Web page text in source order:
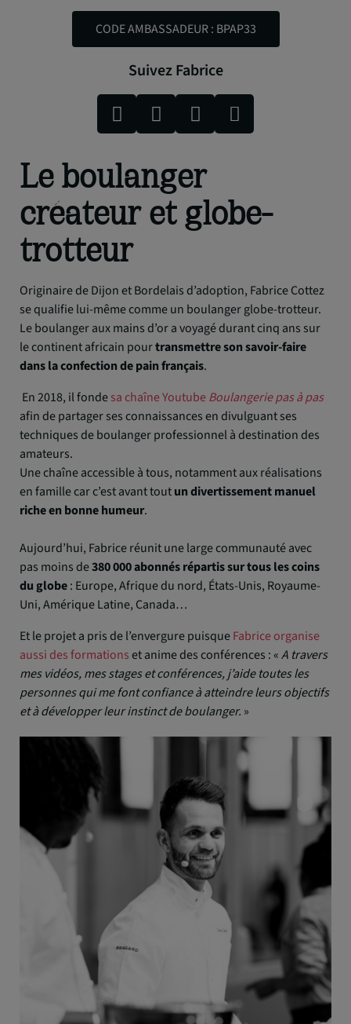
CODE AMBASSADEUR : BPAP33
Suivez Fabrice
Le boulanger
créateur et globe-
trotteur
Originaire de Dijon et Bordelais d’adoption, Fabrice Cottez
se qualifie lui-même comme un boulanger globe-trotteur.
Le boulanger aux mains d’or a voyagé durant cinq ans sur
le continent africain pourtransmettre son savoir-faire
dans la confection de pain français.
En 2018, il fondesa chaîne YoutubeBoulangerie pas à pas
afin de partager ses connaissances en divulguant ses
techniques de boulanger professionnel à destination des
amateurs.
Une chaîne accessible à tous, notamment aux réalisations
en famille car c’est avant toutun divertissement manuel
riche en bonne humeur.
Aujourd’hui, Fabrice réunit une large communauté avec
pas moins de380 000 abonnés répartis sur tous les coins
du globe: Europe, Afrique du nord, États-Unis, Royaume-
Uni, Amérique Latine, Canada…
Et le projet a pris de l’envergure puisqueFabrice organise
aussi des formationset anime des conférences : «A travers
mes vidéos, mes stages et conférences, j’aide toutes les
personnes qui me font confiance à atteindre leurs objectifs
et à développer leur instinct de boulanger. »